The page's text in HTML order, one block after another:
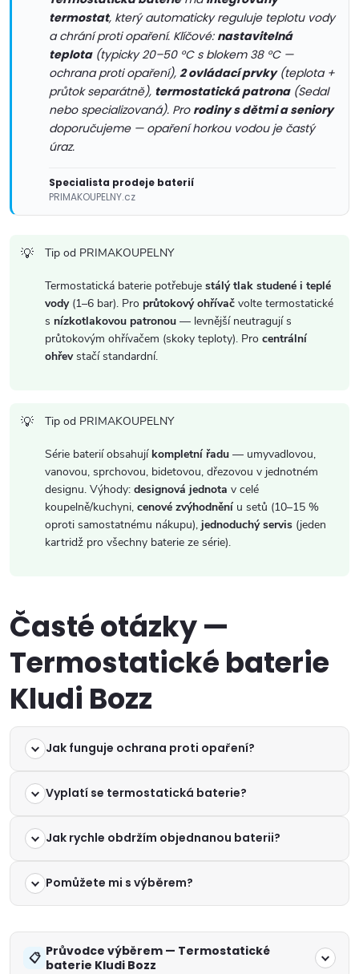
ý
termostat, který automaticky reguluje teplotu vody
a chrání proti opaření. Klíčové: nastavitelná
teplota(typicky 20–50 °C s blokem 38 °C —
ochrana proti opaření), 2 ovládací prvky(teplota +
průtok separátně), termostatická patrona(Sedal
nebo specializovaná). Pro rodiny s dětmi a seniory
doporučujeme — opaření horkou vodou je častý
úraz.
Specialista prodeje baterií
PRIMAKOUPELNY.cz
Tip od PRIMAKOUPELNY
Termostatická baterie potřebuje stálý tlak studené i teplé
vody(1–6 bar). Pro průtokový ohřívač volte termostatické
s nízkotlakovou patronou — levnější neutragují s
průtokovým ohřívačem (skoky teploty). Pro centrální
ohřevstačí standardní.
Tip od PRIMAKOUPELNY
Série baterií obsahují kompletní řadu — umyvadlovou,
vanovou, sprchovou, bidetovou, dřezovou v jednotném
designu. Výhody: designová jednota v celé
koupelně/kuchyni, cenové zvýhodnění u setů (10–15 %
oproti samostatnému nákupu), jednoduchý servis (jeden
kartridž pro všechny baterie ze série).
Časté otázky —
Termostatické baterie
Kludi Bozz
Jak funguje ochrana proti opaření?
Vyplatí se termostatická baterie?
Jak rychle obdržím objednanou baterii?
Pomůžete mi s výběrem?
Průvodce výběrem — Termostatické
baterie Kludi Bozz